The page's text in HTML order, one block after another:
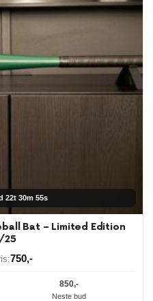
22t 30m 55s
Bat – Limited Edition
750,-
850,-
Neste bud